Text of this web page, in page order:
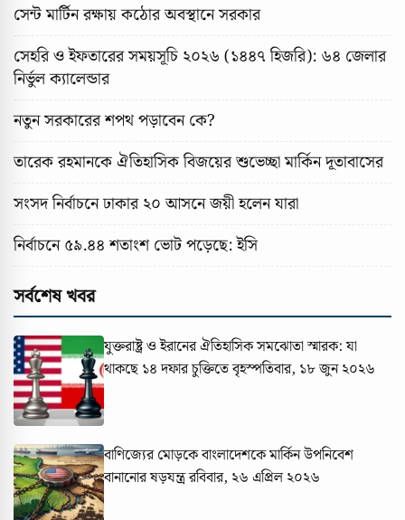
সেন্ট মার্টিন রক্ষায় কঠোর অবস্থানে সরকার
সেহরি ও ইফতারের সময়সূচি ২০২৬ (১৪৪৭ হিজরি): ৬৪ জেলার
নির্ভুল ক্যালেন্ডার
নতুন সরকারের শপথ পড়াবেন কে?
তারেক রহমানকে ঐতিহাসিক বিজয়ের শুভেচ্ছা মার্কিন দূতাবাসের
সংসদ নির্বাচনে ঢাকার ২০ আসনে জয়ী হলেন যারা
নির্বাচনে ৫৯.৪৪ শতাংশ ভোট পড়েছে: ইসি
সর্বশেষ খবর
যুক্তরাষ্ট্র ও ইরানের ঐতিহাসিক সমঝোতা স্মারক: যা
থাকছে ১৪ দফার চুক্তিতেবৃহস্পতিবার, ১৮ জুন ২০২৬
বাণিজ্যের মোড়কে বাংলাদেশকে মার্কিন উপনিবেশ
বানানোর ষড়যন্ত্ররবিবার, ২৬ এপ্রিল ২০২৬